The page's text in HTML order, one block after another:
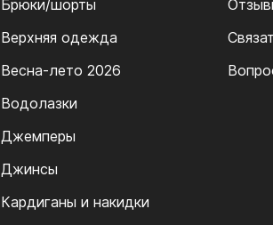
Брюки/шорты
Верхняя одежда
Весна-лето 2026
Водолазки
Джемперы
Джинсы
Кардиганы и накидки